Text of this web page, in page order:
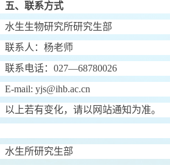
五、联系方式
水生生物研究所研究生部
联系人：杨老师
联系电话： 027—68780026
E-mail: yjs@ihb.ac.cn
以上若有变化，请以网站通知为准。
水生所研究生部